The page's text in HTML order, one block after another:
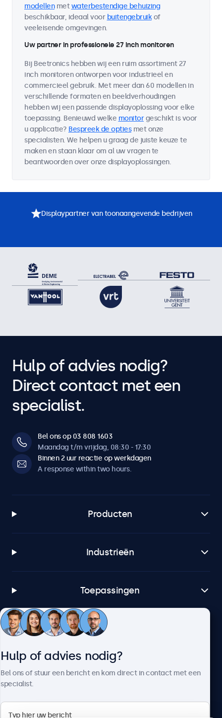
modellenmetwaterbestendige behuizing
beschikbaar, ideaal voor buitengebruikof
veeleisende omgevingen.
Uw partner in professionele 27 inch monitoren
Bij Beetronics hebben wij een ruim assortiment 27
inch monitoren ontworpen voor industrieel en
commercieel gebruik. Met meer dan 60 modellen in
verschillende formaten en beeldverhoudingen
hebben wij een passende displayoplossing voor elke
toepassing. Benieuwd welke monitorgeschikt is voor
u applicatie? Bespreek de optiesmet onze
specialisten. We helpen u graag de juiste keuze te
maken en staan klaar om al uw vragen te
beantwoorden over onze displayoplossingen.
Displaypartner van toonaangevende bedrijven
Hulp of advies nodig?
Direct contact met een
specialist.
Bel ons op 03 808 1603
Maandag t/m vrijdag, 08:30 - 17:30
Binnen 2 uur reactie op werkdagen
A response within two hours.
Producten
Industrieën
Toepassingen
Klantenservice
Hulp of advies nodig?
Bel ons of stuur een bericht en kom direct in contact met een
specialist.